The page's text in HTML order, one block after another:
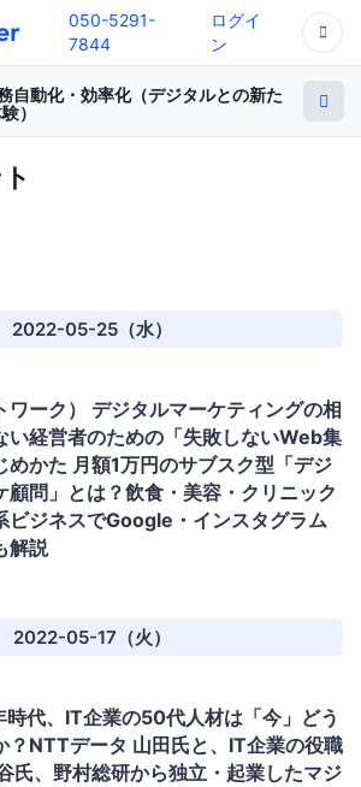
050-5291-
7844
ログイ
ン
自動化・効率化（デジタルとの新た
）
2022-05-25（水）
ワーク） デジタルマーケティングの相
い経営者のための「失敗しないWeb集
めかた 月額1万円のサブスク型「デジ
顧問」とは？飲食・美容・クリニック
ビジネスでGoogle・インスタグラム
解説
2022-05-17（火）
時代、IT企業の50代人材は「今」どう
？NTTデータ 山田氏と、IT企業の役職
氏、野村総研から独立・起業したマジ